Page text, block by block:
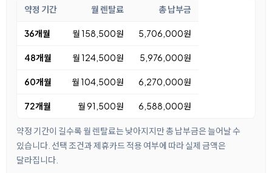
약정 기간 월 렌탈료 총 납부금
36개월 월 158,500원 5,706,000원
48개월 월 124,500원 5,976,000원
60개월 월 104,500원 6,270,000원
72개월 월 91,500원 6,588,000원
약정 기간이 길수록 월 렌탈료는 낮아지지만 총 납부금은 늘어날 수
있습니다. 선택 조건과 제휴카드 적용 여부에 따라 실제 금액은
달라집니다.